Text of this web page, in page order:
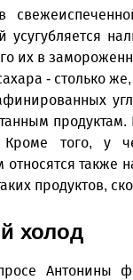
усугубляется
их в
- столько
Кроме того, у
относятся также
продуктов,
холод
Антонины